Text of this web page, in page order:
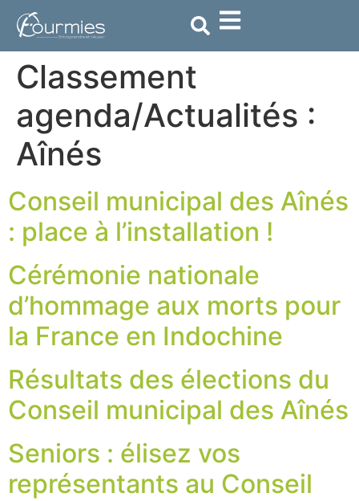
principal
Classement
agenda/Actualités :
Aînés
Conseil municipal des Aînés
: place à l’installation !
Cérémonie nationale
d’hommage aux morts pour
la France en Indochine
Résultats des élections du
Conseil municipal des Aînés
Seniors : élisez vos
représentants au Conseil